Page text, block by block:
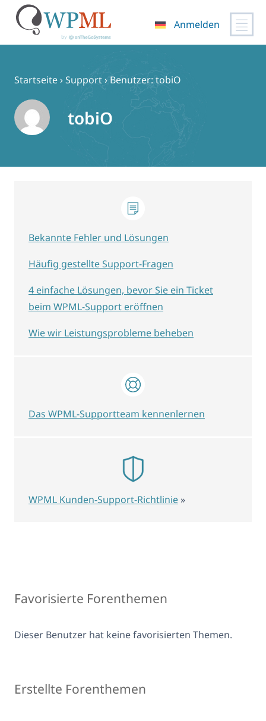
springen
Anmelden
Startseite›Support› Benutzer: tobiO
tobiO
Favorisierte Forenthemen
Dieser Benutzer hat keine favorisierten Themen.
Erstellte Forenthemen
Bekannte Fehler und Lösungen
Häufig gestellte Support-Fragen
4 einfache Lösungen, bevor Sie ein Ticket
beim WPML-Support eröffnen
Wie wir Leistungsprobleme beheben
Das WPML-Supportteam kennenlernen
WPML Kunden-Support-Richtlinie »